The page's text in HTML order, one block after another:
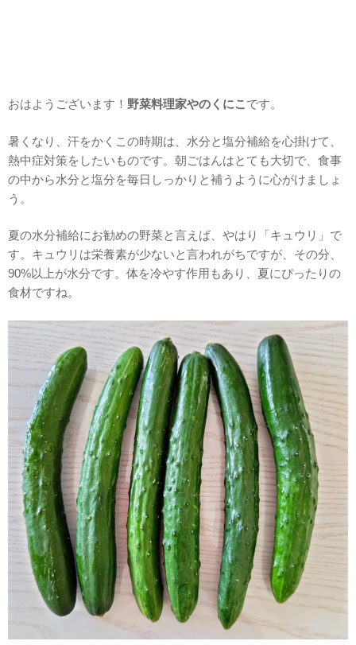
おはようございます！ 野菜料理家やのくにこ です。
暑くなり、汗をかくこの時期は、水分と塩分補給を心掛けて、
熱中症対策をしたいものです。朝ごはんはとても大切で、食事
の中から水分と塩分を毎日しっかりと補うように心がけましょ
う。
夏の水分補給にお勧めの野菜と言えば、やはり「キュウリ」で
す。キュウリは栄養素が少ないと言われがちですが、その分、
90%以上が水分です。体を冷やす作用もあり、夏にぴったりの
食材ですね。